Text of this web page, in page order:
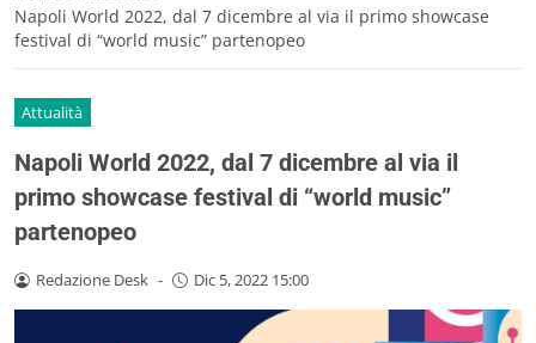
Napoli World 2022, dal 7 dicembre al via il primo showcase
festival di “world music” partenopeo
Attualità
Napoli World 2022, dal 7 dicembre al via il
primo showcase festival di “world music”
partenopeo
Redazione Desk - Dic 5, 2022 15:00